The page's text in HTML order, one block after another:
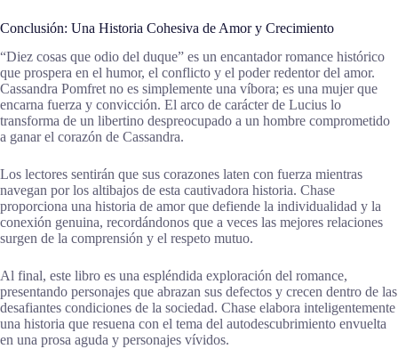
Conclusión: Una Historia Cohesiva de Amor y Crecimiento
“Diez cosas que odio del duque” es un encantador romance histórico
que prospera en el humor, el conflicto y el poder redentor del amor.
Cassandra Pomfret no es simplemente una víbora; es una mujer que
encarna fuerza y convicción. El arco de carácter de Lucius lo
transforma de un libertino despreocupado a un hombre comprometido
a ganar el corazón de Cassandra.
Los lectores sentirán que sus corazones laten con fuerza mientras
navegan por los altibajos de esta cautivadora historia. Chase
proporciona una historia de amor que defiende la individualidad y la
conexión genuina, recordándonos que a veces las mejores relaciones
surgen de la comprensión y el respeto mutuo.
Al final, este libro es una espléndida exploración del romance,
presentando personajes que abrazan sus defectos y crecen dentro de las
desafiantes condiciones de la sociedad. Chase elabora inteligentemente
una historia que resuena con el tema del autodescubrimiento envuelta
en una prosa aguda y personajes vívidos.